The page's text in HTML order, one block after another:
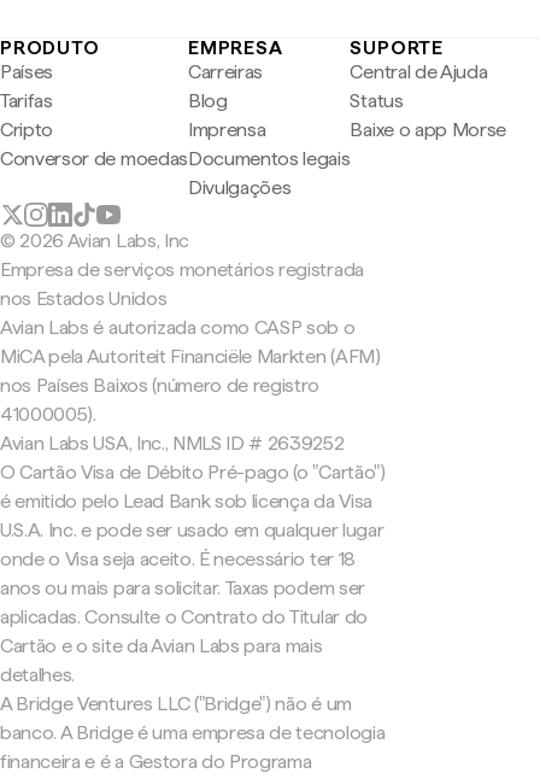
PRODUTO
Países
Tarifas
Cripto
Conversor de moedas
EMPRESA
Carreiras
Blog
Imprensa
Documentos legais
Divulgações
SUPORTE
Central de Ajuda
Status
Baixe o app Morse
© 2026 Avian Labs, Inc
Empresa de serviços monetários registrada
nos Estados Unidos
Avian Labs é autorizada como CASP sob o
MiCA pela Autoriteit Financiële Markten (AFM)
nos Países Baixos (número de registro
41000005).
Avian Labs USA, Inc., NMLS ID # 2639252
O Cartão Visa de Débito Pré-pago (o "Cartão")
é emitido pelo Lead Bank sob licença da Visa
U.S.A. Inc. e pode ser usado em qualquer lugar
onde o Visa seja aceito. É necessário ter 18
anos ou mais para solicitar. Taxas podem ser
aplicadas. Consulte o Contrato do Titular do
Cartão e o site da Avian Labs para mais
detalhes.
A Bridge Ventures LLC ("Bridge") não é um
banco. A Bridge é uma empresa de tecnologia
financeira e é a Gestora do Programa